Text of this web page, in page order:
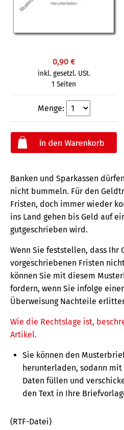
0,90 €
inkl. gesetzl. USt.
1 Seiten
Menge:
Banken und Sparkassen
nicht bummeln. Für den
Fristen, doch immer wieder
ins Land gehen bis Geld auf
gutgeschrieben wird.
Wenn Sie feststellen, dass
vorgeschriebenen Fristen
können Sie mit diesem
fordern, wenn Sie infolge
Überweisung Nachteile
Wie die Rechtslage ist,
Artikel.
Sie können den
herunterladen, sodann
Daten füllen und
den Text in Ihre
(RTF-Datei)